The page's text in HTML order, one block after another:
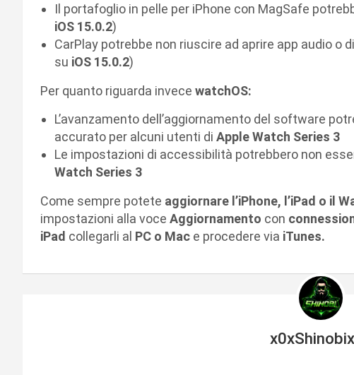
Il portafoglio in pelle per iPhone con MagSafe
iOS 15.0.2)
CarPlay potrebbe non riuscire ad aprire app audio
su iOS 15.0.2)
Per quanto riguarda invece watchOS:
L’avanzamento dell’aggiornamento del software
accurato per alcuni utenti di Apple Watch Series 3
Le impostazioni di accessibilità potrebbero non
Watch Series 3
Come sempre potete aggiornare l’iPhone, l’iPad o il
impostazioni alla voce Aggiornamento con
iPad collegarli al PC o Mac e procedere via iTunes.